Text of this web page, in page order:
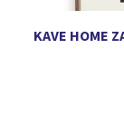
KAVE HOME